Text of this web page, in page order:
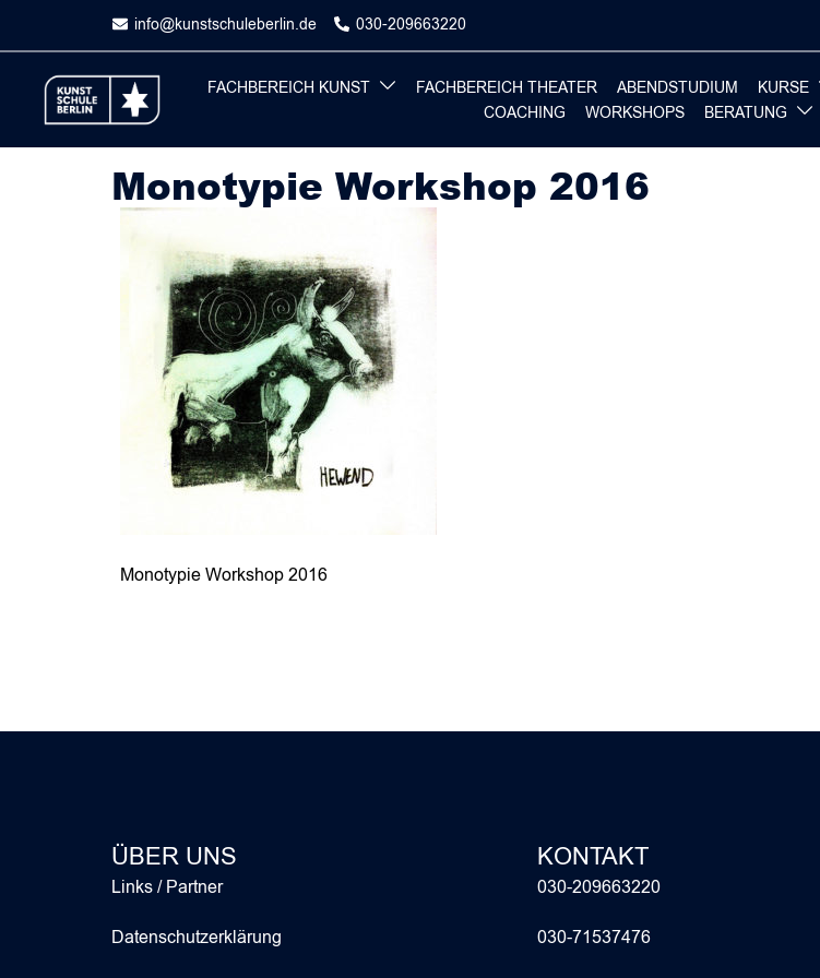
content
info@kunstschuleberlin.de 030-209663220
FACHBEREICH KUNST FACHBEREICH THEATER ABENDSTUDIUM KURSE
COACHING
WORKSHOPS BERATUNG
Monotypie Workshop 2016
Monotypie Workshop 2016
ÜBER UNS
Links / Partner
Datenschutzerklärung
KONTAKT
030-209663220
030-71537476